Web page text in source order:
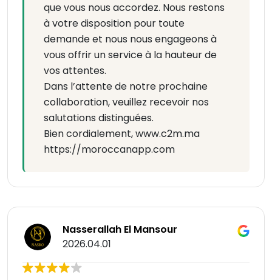
que vous nous accordez. Nous restons
à votre disposition pour toute
demande et nous nous engageons à
vous offrir un service à la hauteur de
vos attentes.
Dans l’attente de notre prochaine
collaboration, veuillez recevoir nos
salutations distinguées.
Bien cordialement, www.c2m.ma
https://moroccanapp.com
Nasserallah El Mansour
2026.04.01